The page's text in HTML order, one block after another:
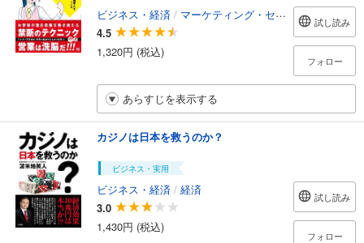
ビジネス・経済 / マーケティング・セールス
4.5
1,320円 (税込)
試し読み
フォロー
あらすじを表示する
カジノは日本を救うのか？
ビジネス・実用
ビジネス・経済 / 経済
3.0
1,430円 (税込)
試し読み
フォロー